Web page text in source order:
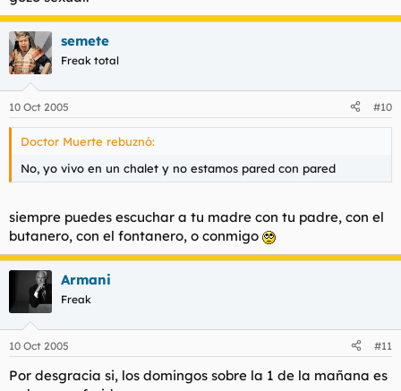
semete
Freak total
10 Oct 2005 #10
Doctor Muerte rebuznó:
No, yo vivo en un chalet y no estamos pared con pared
siempre puedes escuchar a tu madre con tu padre, con el
butanero, con el fontanero, o conmigo
Armani
Freak
10 Oct 2005 #11
Por desgracia si, los domingos sobre la 1 de la mañana es